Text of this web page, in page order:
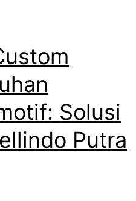
Solusi
Putra